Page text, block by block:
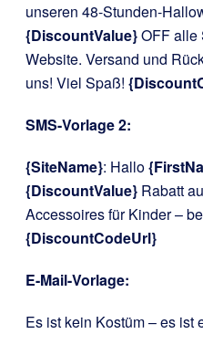
unseren 48-Stunden-
{DiscountValue}OFF alle
Website. Versand und
uns! Viel Spaß!
SMS-Vorlage 2:
{SiteName}: Hallo
{DiscountValue} Rabatt
Accessoires für Kinder –
{DiscountCodeUrl}
E-Mail-Vorlage:
Es ist kein Kostüm – es ist